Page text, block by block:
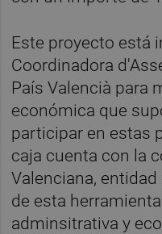
Este proyecto está
Coordinadora
País Valencià para
económica que
participar en estas
caja cuenta con la
Valenciana,
de esta
adminsitrativa y